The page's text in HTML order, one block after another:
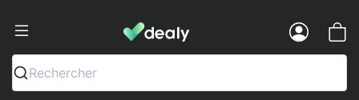
Dealy - Hüllen und Zubehör für
Rechercher